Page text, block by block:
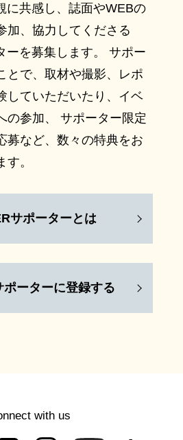
に共感し、誌面やWEBの
加、協力してくださる
ーを募集します。 サポー
とで、取材や撮影、レポ
していただいたり、イベ
の参加、 サポーター限定
募など、数々の特典をお
。
サポーターとは
ポーターに登録する
with us